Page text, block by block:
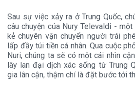
Sau sự việc xảy ra ở Trung Quốc,
câu chuyện của Nury Televaldi -
kẻ chuyên vận chuyển người trái
lấp đầy túi tiền cá nhân. Qua cuộc
Nuri, chúng ta sẽ có một cái nhìn
lây lan đại dịch xác sống từ Trung
gia lân cận, thậm chí là đặt bước tới